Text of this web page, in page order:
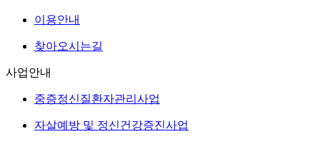
이용안내
찾아오시는길
사업안내
중증정신질환자관리사업
자살예방 및 정신건강증진사업